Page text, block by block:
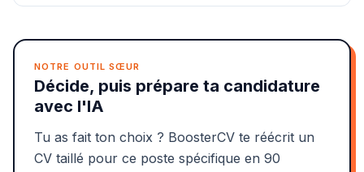
NOTRE OUTIL SŒUR
Décide, puis prépare ta candidature
avec l'IA
Tu as fait ton choix ? BoosterCV te réécrit un
CV taillé pour ce poste spécifique en 90